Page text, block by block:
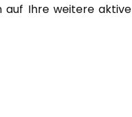
auf Ihre weitere aktive